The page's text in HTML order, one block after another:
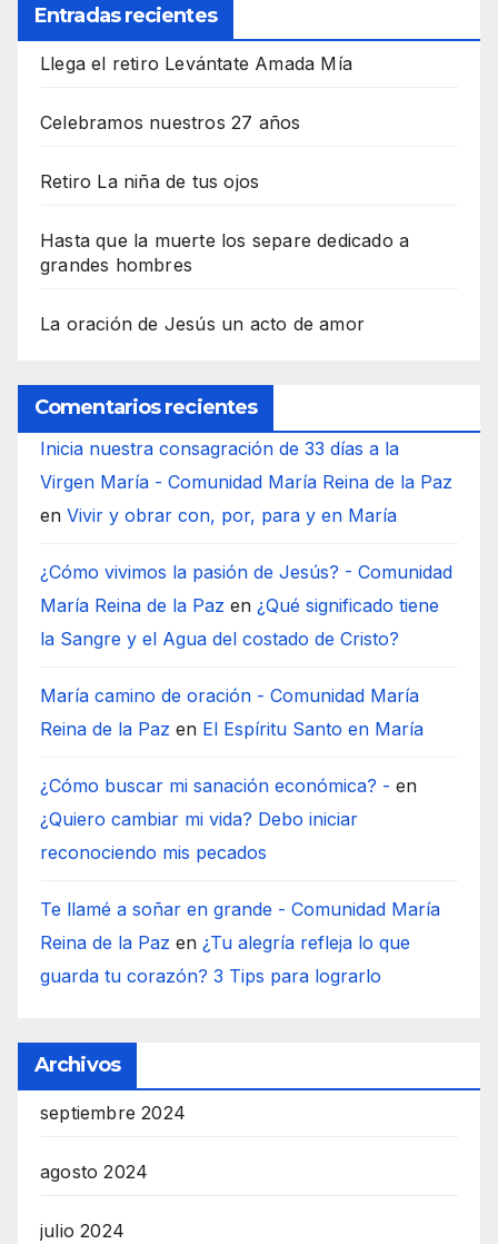
Entradas recientes
Llega el retiro Levántate Amada Mía
Celebramos nuestros 27 años
Retiro La niña de tus ojos
Hasta que la muerte los separe dedicado a
grandes hombres
La oración de Jesús un acto de amor
Comentarios recientes
Inicia nuestra consagración de 33 días a la
Virgen María - Comunidad María Reina de la Paz
en Vivir y obrar con, por, para y en María
¿Cómo vivimos la pasión de Jesús? - Comunidad
María Reina de la Paz en ¿Qué significado tiene
la Sangre y el Agua del costado de Cristo?
María camino de oración - Comunidad María
Reina de la Paz en El Espíritu Santo en María
¿Cómo buscar mi sanación económica? - en
¿Quiero cambiar mi vida? Debo iniciar
reconociendo mis pecados
Te llamé a soñar en grande - Comunidad María
Reina de la Paz en ¿Tu alegría refleja lo que
guarda tu corazón? 3 Tips para lograrlo
Archivos
septiembre 2024
agosto 2024
julio 2024